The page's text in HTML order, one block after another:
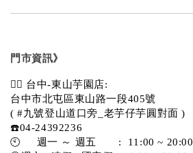
門市資訊》
💁‍♀️ 台中-東山芋園店:
台中市北屯區東山路一段405號
( #九號登山道口旁_老芋仔芋圓對面 )
☎️04-24392236
🕙     週一 ～ 週五       :  11:00 ~ 20:00